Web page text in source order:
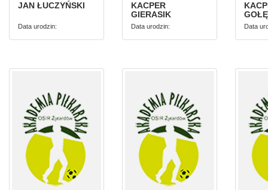
JAN ŁUCZYŃSKI
Data urodzin:
KACPER
GIERASIK
Data urodzin: Data